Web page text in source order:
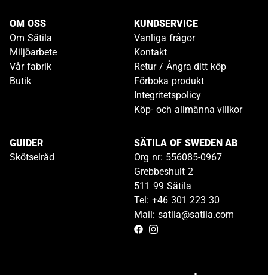
OM OSS
Om Sätila
Miljöarbete
Vår fabrik
Butik
KUNDSERVICE
Vanliga frågor
Kontakt
Retur / Ångra ditt köp
Förboka produkt
Integritetspolicy
Köp- och allmänna villkor
GUIDER
Skötselråd
SÄTILA OF SWEDEN AB
Org nr: 556085-0967
Grebbeshult 2
511 99 Sätila
Tel: +46 301 223 30
Mail: satila@satila.com